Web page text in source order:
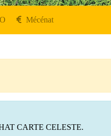
Mécénat
CARTE CELESTE.